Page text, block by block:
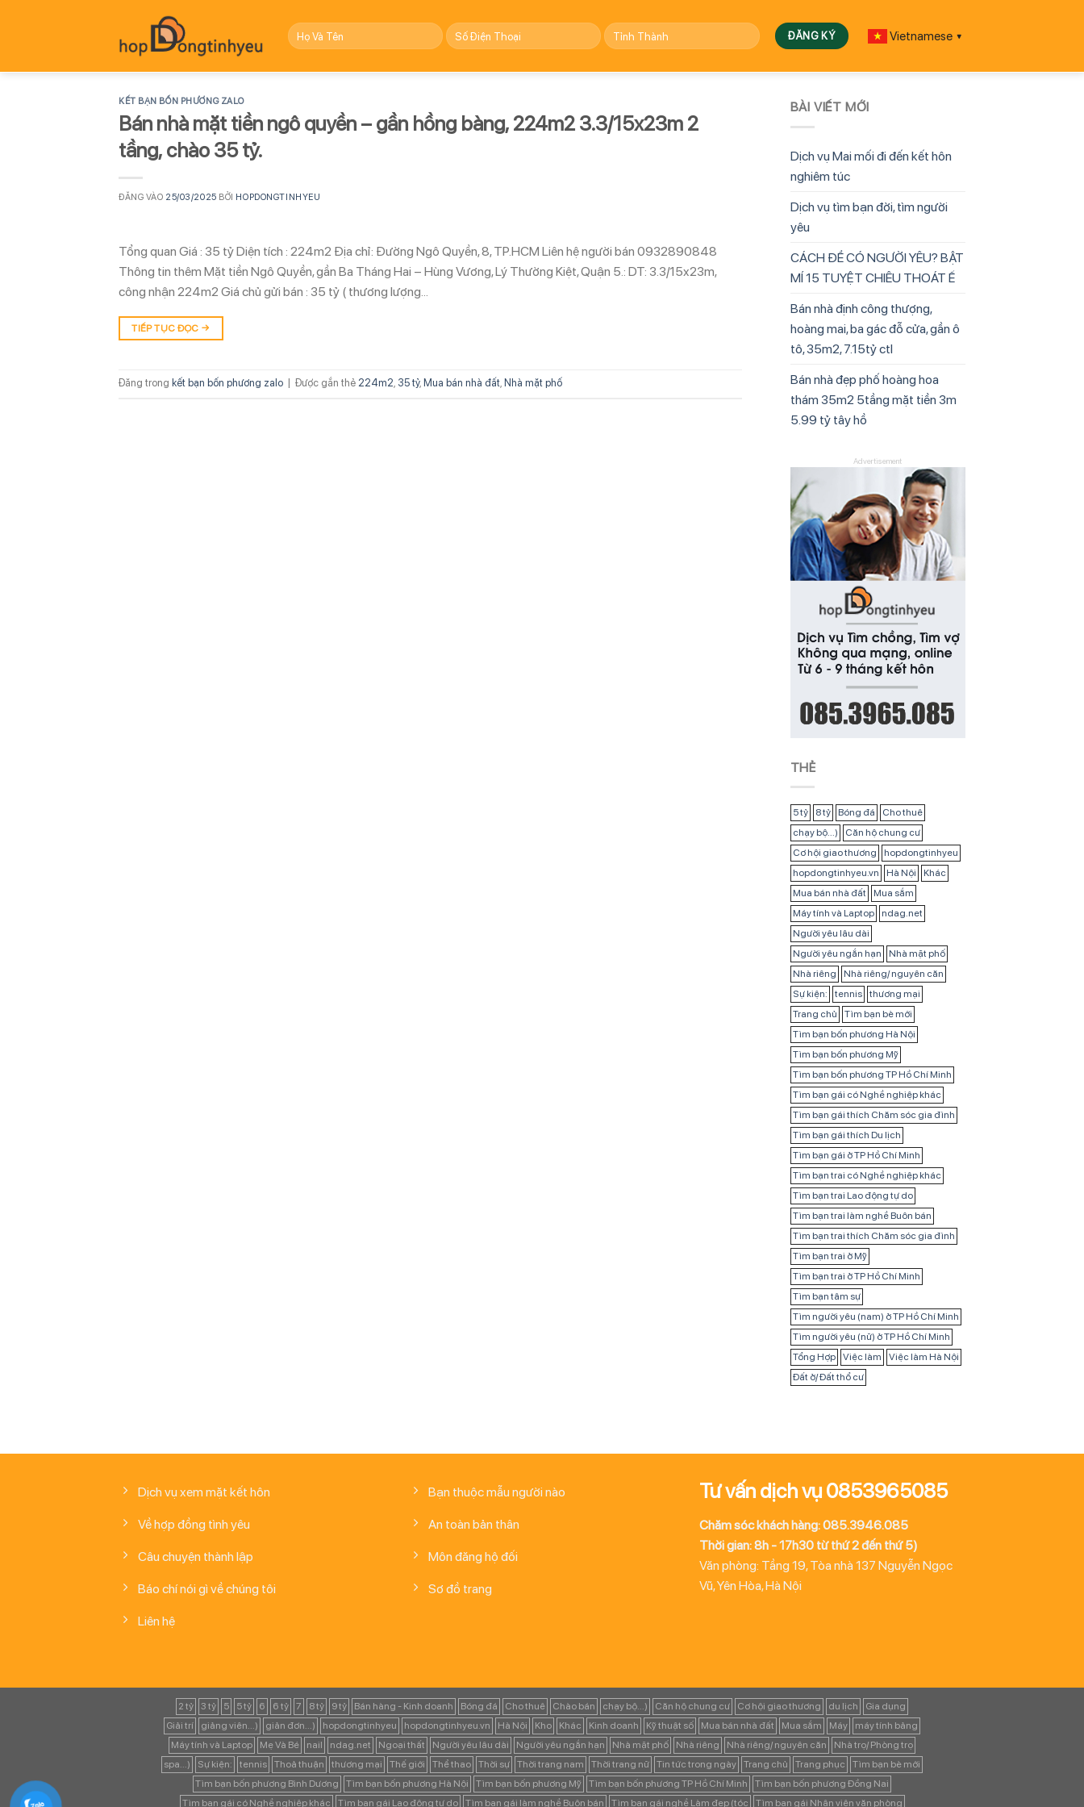
dung
Vietnamese ▼
KẾT BẠN BỐN PHƯƠNG ZALO
Bán nhà mặt tiền ngô quyền – gần hồng bàng, 224m2 3.3/15x23m 2
tầng, chào 35 tỷ.
ĐĂNG VÀO 25/03/2025 BỞI HOPDONGTINHYEU
Tổng quan Giá : 35 tỷ Diện tích : 224m2 Địa chỉ: Đường Ngô Quyền, 8, TP.HCM Liên hệ người bán 0932890848
Thông tin thêm Mặt tiền Ngô Quyền, gần Ba Tháng Hai – Hùng Vương, Lý Thường Kiệt, Quận 5.: DT: 3.3/15x23m,
công nhận 224m2 Giá chủ gửi bán : 35 tỷ ( thương lượng…
TIẾP TỤC ĐỌC →
Đăng trong kết bạn bốn phương zalo Được gắn thẻ 224m2 35 tỷ, Mua bán nhà đất Nhà mặt phố
BÀI VIẾT MỚI
Dịch vụ Mai mối đi đến kết hôn
nghiêm túc
Dịch vụ tìm bạn đời, tìm người
yêu
CÁCH ĐỂ CÓ NGƯỜI YÊU? BẬT
MÍ 15 TUYỆT CHIÊU THOÁT Ế
Bán nhà định công thượng,
hoàng mai, ba gác đỗ cửa, gần ô
tô, 35m2, 7.15tỷ ctl
Bán nhà đẹp phố hoàng hoa
thám 35m2 5tầng mặt tiền 3m
5.99 tỷ tây hồ
Advertisement
THẺ
5 tỷ 8 tỷ Bóng đá
Cho thuê
chạy bộ...)
Căn hộ chung cư
Cơ hội giao thương
hopdongtinhyeu
hopdongtinhyeu.vn
Hà Nội
Khác
Mua bán nhà đất
Mua sắm
Máy tính và Laptop
ndag.net
Người yêu lâu dài
Người yêu ngắn hạn
Nhà mặt phố
Nhà riêng
Nhà riêng/ nguyên căn
Sự kiện:
tennis
thương mại
Trang chủ
Tìm bạn bè mới
Tìm bạn bốn phương Hà Nội
Tìm bạn bốn phương Mỹ
Tìm bạn bốn phương TP Hồ Chí Minh
Tìm bạn gái có Nghề nghiệp khác
Tìm bạn gái thích Chăm sóc gia đình
Tìm bạn gái thích Du lịch
Tìm bạn gái ở TP Hồ Chí Minh
Tìm bạn trai có Nghề nghiệp khác
Tìm bạn trai Lao động tự do
Tìm bạn trai làm nghề Buôn bán
Tìm bạn trai thích Chăm sóc gia đình
Tìm bạn trai ở Mỹ
Tìm bạn trai ở TP Hồ Chí Minh
Tìm bạn tâm sự
Tìm người yêu (nam) ở TP Hồ Chí Minh
Tìm người yêu (nữ) ở TP Hồ Chí Minh
Tổng Hợp
Việc làm
Việc làm Hà Nội
Đất ở/ Đất thổ cư
Dịch vụ xem mặt kết hôn
Về hợp đồng tình yêu
Câu chuyện thành lập
Báo chí nói gì về chúng tôi
Liên hệ
Bạn thuộc mẫu người nào
An toàn bản thân
Môn đăng hộ đối
Sơ đồ trang
Tư vấn dịch vụ 0853965085
Chăm sóc khách hàng: 085.3946.085
Thời gian: 8h - 17h30 từ thứ 2 đến thứ 5)
Văn phòng: Tầng 19, Tòa nhà 137 Nguyễn Ngọc
Vũ, Yên Hòa, Hà Nội
2 tỷ 3 tỷ 5 5 tỷ 6 6 tỷ 7 8 tỷ 9 tỷ Bán hàng - Kinh doanh Bóng đá Cho thuê Chào bán chạy bộ...) Căn hộ chung cư Cơ hội giao thương du lịch
Gia dụng
Giải trí
giảng viên...) giản đơn...) hopdongtinhyeu hopdongtinhyeu.vn Hà Nội Kho Khác Kinh doanh Kỹ thuật số Mua bán nhà đất Mua sắm Máy
máy tính bảng
Máy tính và Laptop
Mẹ Và Bé nail ndag.net Ngoại thất Người yêu lâu dài Người yêu ngắn hạn Nhà mặt phố Nhà riêng Nhà riêng/ nguyên căn
Nhà trọ/ Phòng trọ
spa...)
Sự kiện: tennis Thoả thuận thương mại Thế giới Thể thao Thời sự Thời trang nam Thời trang nữ Tin tức trong ngày Trang chủ Trang phục
Tìm bạn bè mới
Tìm bạn bốn phương Bình Dương
Tìm bạn bốn phương Hà Nội Tìm bạn bốn phương Mỹ Tìm bạn bốn phương TP Hồ Chí Minh
Tìm bạn bốn phương Đồng Nai
Tìm bạn gái có Nghề nghiệp khác
Tìm bạn gái Lao động tự do Tìm bạn gái làm nghề Buôn bán Tìm bạn gái nghề Làm đẹp (tóc Tìm bạn gái Nhân viên văn phòng